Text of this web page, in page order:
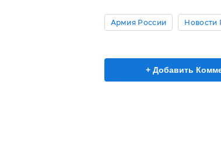
Армия России Новости
+ Добавить